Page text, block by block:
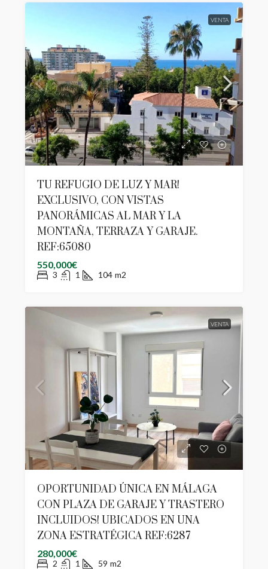
VENTA
TU REFUGIO DE LUZ Y MAR!
EXCLUSIVO, CON VISTAS
PANORÁMICAS AL MAR Y LA
MONTAÑA, TERRAZA Y GARAJE.
REF:65080
550,000€
3 1 104 m2
VENTA
OPORTUNIDAD ÚNICA EN MÁLAGA
CON PLAZA DE GARAJE Y TRASTERO
INCLUIDOS! UBICADOS EN UNA
ZONA ESTRATÉGICA REF:6287
280,000€
2 1 59 m2